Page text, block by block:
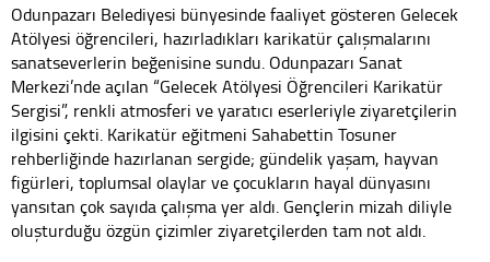
Odunpazarı Belediyesi bünyesinde faaliyet gösteren Gelecek
Atölyesi öğrencileri, hazırladıkları karikatür çalışmalarını
sanatseverlerin beğenisine sundu. Odunpazarı Sanat
Merkezi’nde açılan “Gelecek Atölyesi Öğrencileri Karikatür
Sergisi”, renkli atmosferi ve yaratıcı eserleriyle ziyaretçilerin
ilgisini çekti. Karikatür eğitmeni Sahabettin Tosuner
rehberliğinde hazırlanan sergide; gündelik yaşam, hayvan
figürleri, toplumsal olaylar ve çocukların hayal dünyasını
yansıtan çok sayıda çalışma yer aldı. Gençlerin mizah diliyle
oluşturduğu özgün çizimler ziyaretçilerden tam not aldı.